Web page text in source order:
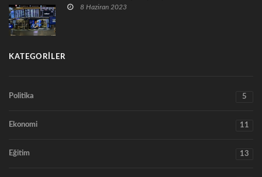
8 Haziran 2023
KATEGORILER
Politika 5
Ekonomi 11
Eğitim 13